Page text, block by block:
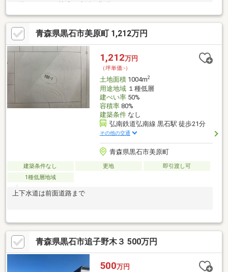
の整っており、快適な生活が期待できるのではないでしょうか。
経済面での圧迫が相場より低く、その分心に余裕が生まれる280
万円の土地です。映画館などの人が集まる施設や大規模の工場な
どの建築が禁止されている第一種住居地域。平坦地なので、傾斜
地よりも工事費をダウンさせやすいですよ。土地購入をお考えの
方に好条件の売地が多数あります。広さの心配がいらない土地面
青森県黒石市美原町 1,212万円
1,212万円
（坪単価:-）
土地面積1004m2
用途地域１種低層
建ぺい率50%
容積率80%
建築条件なし
弘南鉄道弘南線 黒石駅 徒歩21分
その他の交通
青森県黒石市美原町
建築条件なし 更地
即引渡し可
1種低層地域
上下水道は前面道路まで
青森県黒石市追子野木３ 500万円
500万円